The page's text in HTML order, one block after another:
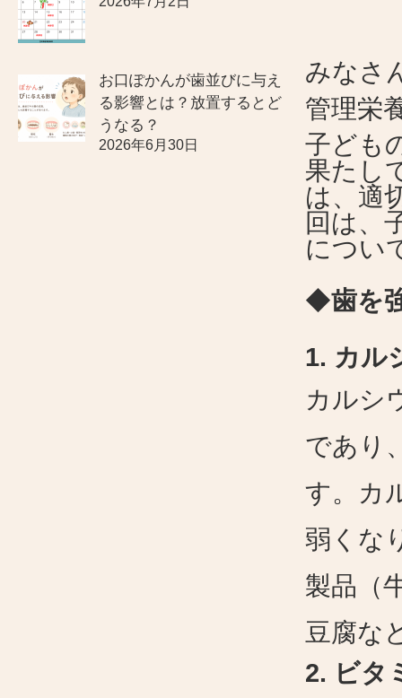
お口ぽかんが歯並びに与え
る影響とは？放置するとど
うなる？
2026年6月30日
みなさ
管理栄
子ども
果たし
は、適
回は、
につい
◆歯を
1. カル
カルシ
であり
す。カ
弱くな
製品（
豆腐な
2. ビタ